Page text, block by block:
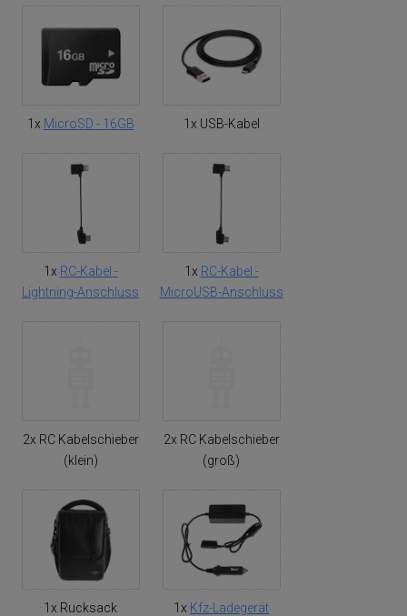
1x MicroSD - 16GB 1x USB-Kabel
1x RC-Kabel -
Lightning-Anschluss
1x RC-Kabel -
MicroUSB-Anschluss
2x RC Kabelschieber
(klein)
2x RC Kabelschieber
(groß)
1x Rucksack 1x Kfz-Ladegerät